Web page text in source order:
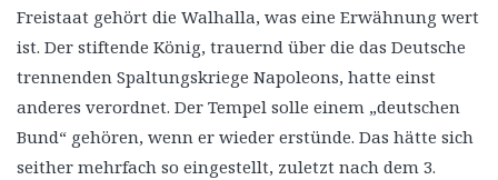
Freistaat gehört die Walhalla, was eine Erwähnung wert
ist. Der stiftende König, trauernd über die das Deutsche
trennenden Spaltungskriege Napoleons, hatte einst
anderes verordnet. Der Tempel solle einem „deutschen
Bund“ gehören, wenn er wieder erstünde. Das hätte sich
seither mehrfach so eingestellt, zuletzt nach dem 3.